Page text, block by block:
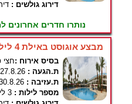
דירוג גולשים :
נותרו חדרים אחרונים
מבצע אוגוסט באילת 4 לילות כולל חצי פנסיון
בסיס אירוח :חצי
ת.הגעה : 27.8.26, יום חמישי
ת.עזיבה : 30.8.26, יום ראשון
מספר לילות : 3 לילות